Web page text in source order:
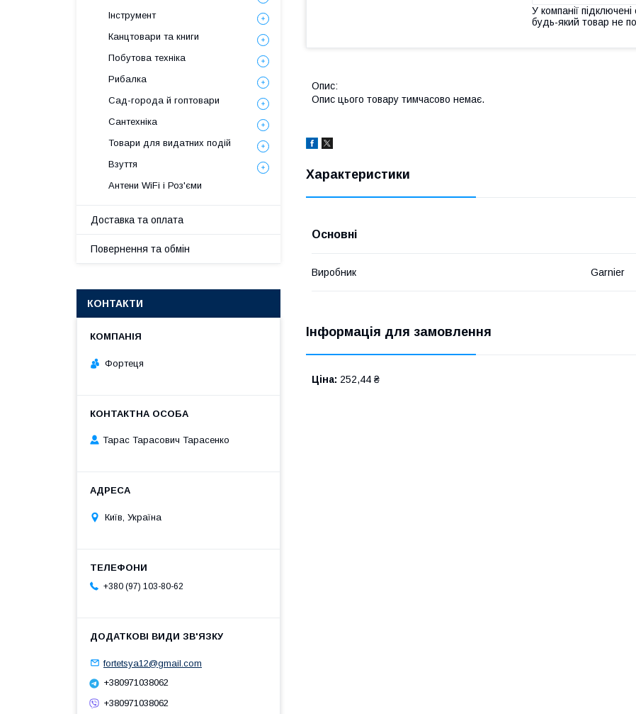
У компанії
будь-який товар не
Опис:
Опис цього товару тимчасово немає.
Характеристики
Основні
Виробник Garnier
Інформація для замовлення
Ціна: 252,44 ₴
Інструмент
Канцтовари та книги
Побутова техніка
Рибалка
Сад-города й гоптовари
Сантехніка
Товари для видатних подій
Взуття
Антени WiFi і Роз'єми
Доставка та оплата
Повернення та обмін
КОНТАКТИ
Фортеця
Тарас Тарасович Тарасенко
Київ, Україна
+380 (97) 103-80-62
fortetsya12@gmail.com
+380971038062
+380971038062